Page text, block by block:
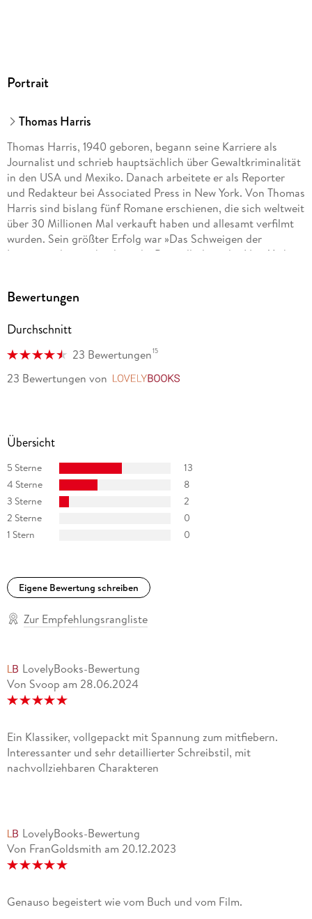
Portrait
Thomas Harris
Thomas Harris, 1940 geboren, begann seine Karriere als
Journalist und schrieb hauptsächlich über Gewaltkriminalität
in den USA und Mexiko. Danach arbeitete er als Reporter
und Redakteur bei Associated Press in New York. Von Thomas
Harris sind bislang fünf Romane erschienen, die sich weltweit
über 30 Millionen Mal verkauft haben und allesamt verfilmt
wurden. Sein größter Erfolg war »Das Schweigen der
Lämmer«, das wochenlang die Bestsellerliste der New York
Bewertungen
Durchschnitt
23 Bewertungen15
23 Bewertungen von
Übersicht
5 Sterne
13
4 Sterne
8
3 Sterne
2
2 Sterne
0
1 Stern
0
Eigene Bewertung schreiben
Zur Empfehlungsrangliste
LovelyBooks-Bewertung
Von Svoop am 28.06.2024
Ein Klassiker, vollgepackt mit Spannung zum mitfiebern.
Interessanter und sehr detaillierter Schreibstil, mit
nachvollziehbaren Charakteren
LovelyBooks-Bewertung
Von FranGoldsmith am 20.12.2023
Genauso begeistert wie vom Buch und vom Film.